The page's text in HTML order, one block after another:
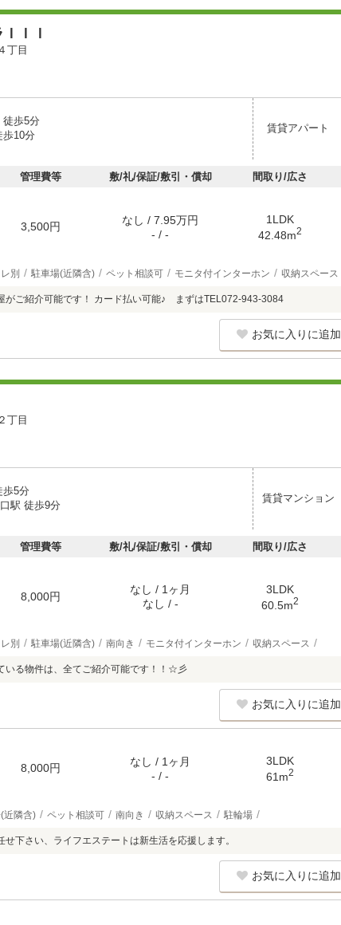
ＩＩ
丁目
歩5分
10分
賃貸アパート
管理費等 敷/礼/保証/敷引・償却 間取り/広さ
3,500円
なし / 7.95万円
- / -
1LDK
42.48m2
別 駐車場(近隣含) ペット相談可 モニタ付インターホン 収納スペース
がご紹介可能です！ カード払い可能♪ まずはTEL072-943-3084
お気に入りに追加
丁目
歩5分
駅 徒歩9分
賃貸マンション
管理費等 敷/礼/保証/敷引・償却 間取り/広さ
8,000円
なし / 1ヶ月
なし / -
3LDK
60.5m2
別 駐車場(近隣含) 南向き モニタ付インターホン 収納スペース
いる物件は、全てご紹介可能です！！☆彡
お気に入りに追加
8,000円
なし / 1ヶ月
- / -
3LDK
61m2
近隣含) ペット相談可 南向き 収納スペース 駐輪場
下さい、ライフエステートは新生活を応援します。
お気に入りに追加